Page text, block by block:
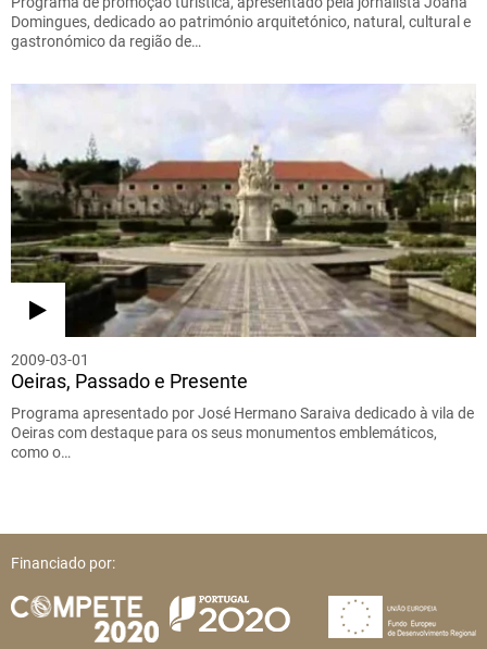
Domingues, dedicado ao património arquitetónico, natural, cultural e
gastronómico da região de…
2009-03-01
Oeiras, Passado e Presente
Programa apresentado por José Hermano Saraiva dedicado à vila de
Oeiras com destaque para os seus monumentos emblemáticos,
como o…
Financiado por: